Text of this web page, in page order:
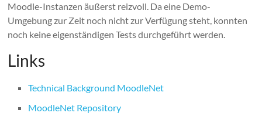
Moodle-Instanzen äußerst reizvoll. Da eine Demo-
Umgebung zur Zeit noch nicht zur Verfügung steht, konnten
noch keine eigenständigen Tests durchgeführt werden.
Links
Technical Background MoodleNet
MoodleNet Repository